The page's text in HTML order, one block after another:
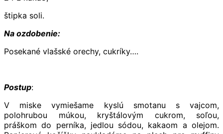
štipka soli.
Na ozdobenie:
Posekané vlašské orechy, cukríky….
Postup:
V miske vymiešame kyslú smotanu s vajcom,
polohrubou múkou, kryštálovým cukrom, soľou,
práškom do perníka, jedlou sódou, kakaom a olejom.